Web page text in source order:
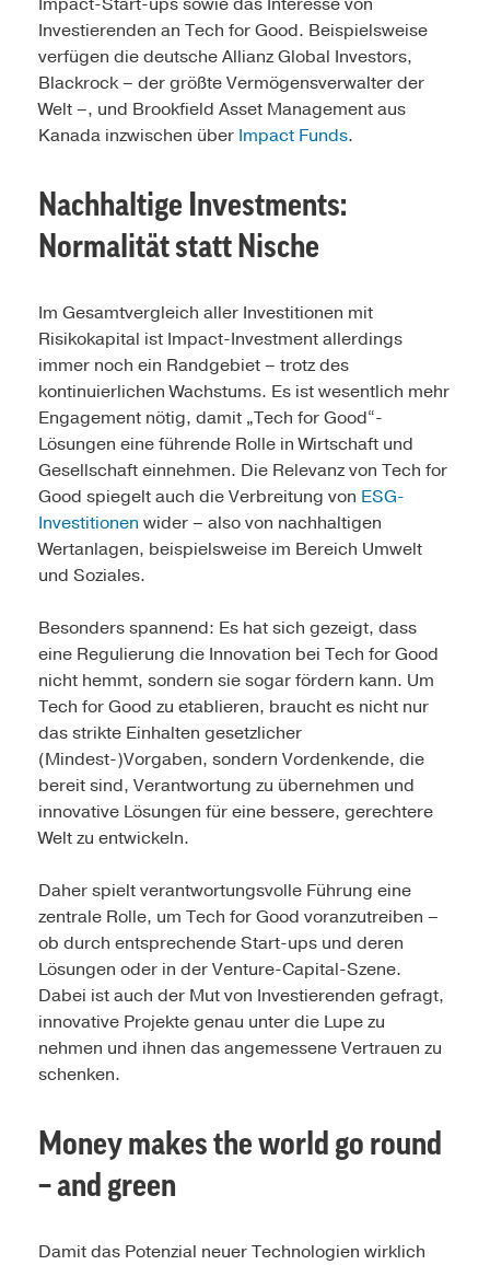
Investierenden an Tech for Good. Beispielsweise
verfügen die deutsche Allianz Global Investors,
Blackrock – der größte Vermögensverwalter der
Welt –, und Brookfield Asset Management aus
Kanada inzwischen über Impact Funds.
Nachhaltige Investments:
Normalität statt Nische
Im Gesamtvergleich aller Investitionen mit
Risikokapital ist Impact-Investment allerdings
immer noch ein Randgebiet – trotz des
kontinuierlichen Wachstums. Es ist wesentlich mehr
Engagement nötig, damit „Tech for Good“-
Lösungen eine führende Rolle in Wirtschaft und
Gesellschaft einnehmen. Die Relevanz von Tech for
Good spiegelt auch die Verbreitung von ESG-
Investitionen wider – also von nachhaltigen
Wertanlagen, beispielsweise im Bereich Umwelt
und Soziales.
Besonders spannend: Es hat sich gezeigt, dass
eine Regulierung die Innovation bei Tech for Good
nicht hemmt, sondern sie sogar fördern kann. Um
Tech for Good zu etablieren, braucht es nicht nur
das strikte Einhalten gesetzlicher
(Mindest-)Vorgaben, sondern Vordenkende, die
bereit sind, Verantwortung zu übernehmen und
innovative Lösungen für eine bessere, gerechtere
Welt zu entwickeln.
Daher spielt verantwortungsvolle Führung eine
zentrale Rolle, um Tech for Good voranzutreiben –
ob durch entsprechende Start-ups und deren
Lösungen oder in der Venture-Capital-Szene.
Dabei ist auch der Mut von Investierenden gefragt,
innovative Projekte genau unter die Lupe zu
nehmen und ihnen das angemessene Vertrauen zu
schenken.
Money makes the world go round
– and green
Damit das Potenzial neuer Technologien wirklich